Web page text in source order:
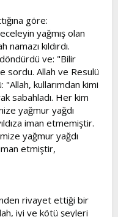
göre:
yağmış olan
kıldırdı.
ve: "Bilir
sordu. Allah ve Resulü
kullarımdan kimi
sabahladı. Her kim
yağmur yağdı
iman etmemiştir.
yağmur yağdı
etmiştir,
rivayet ettiği bir
iyi ve kötü şeyleri